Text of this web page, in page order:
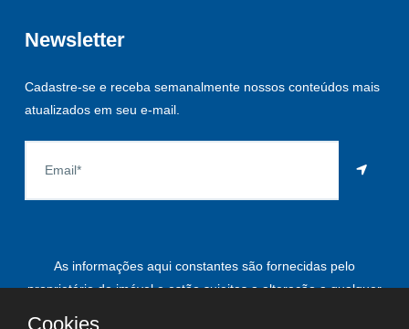
Newsletter
Cadastre-se e receba semanalmente nossos conteúdos mais
atualizados em seu e-mail.
As informações aqui constantes são fornecidas pelo
proprietário do imóvel e estão sujeitas a alteração a qualquer
Cookies.